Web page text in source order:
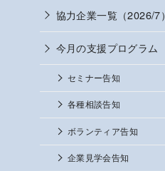
協力企業一覧（2026/7）
今月の支援プログラム
セミナー告知
各種相談告知
ボランティア告知
企業見学会告知